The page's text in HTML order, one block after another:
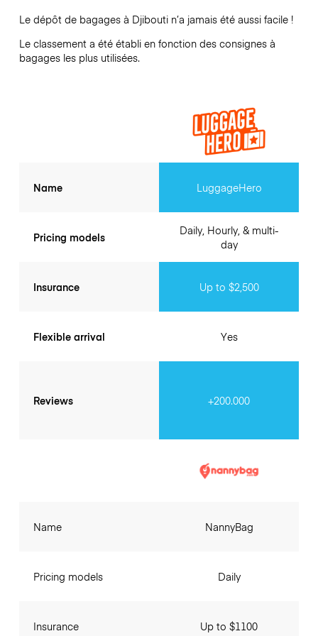
Le dépôt de bagages à Djiboutin’a jamais été aussi facile !
Le classement a été établi en fonction des consignes à
bagages les plus utilisées.
Name
Pricing models
Insurance
Flexible arrival
Reviews
LuggageHero
Daily, Hourly, & multi-
day
Up to $2,500
Yes
+200.000
Name
Pricing models
Insurance
NannyBag
Daily
Up to $1100